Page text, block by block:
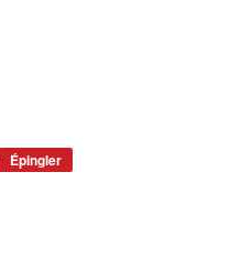
Épingler